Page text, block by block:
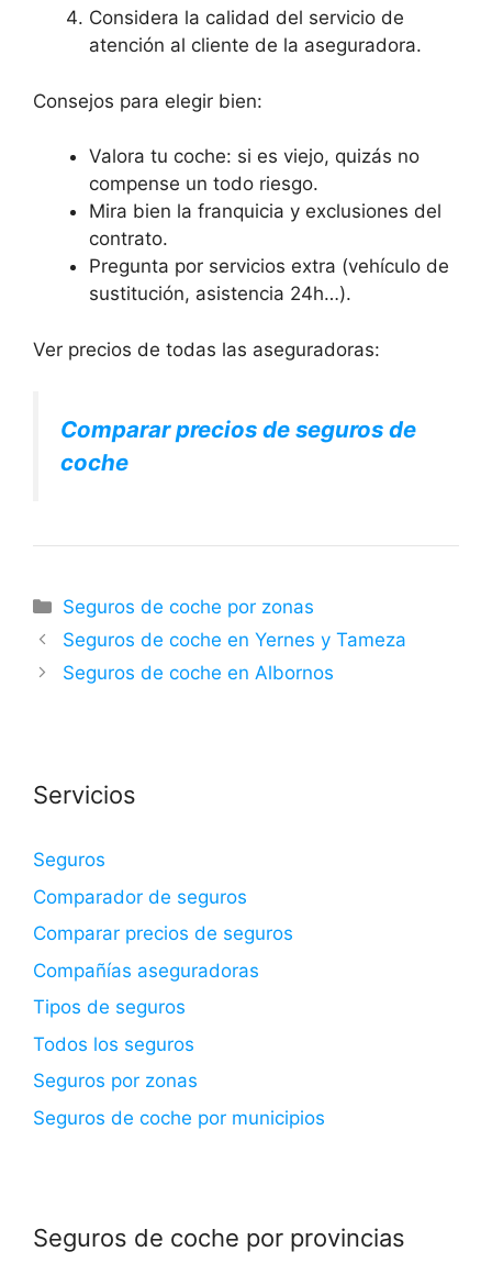
Considera la calidad del servicio de
atención al cliente de la aseguradora.
Consejos para elegir bien:
Valora tu coche: si es viejo, quizás no
compense un todo riesgo.
Mira bien la franquicia y exclusiones del
contrato.
Pregunta por servicios extra (vehículo de
sustitución, asistencia 24h…).
Ver precios de todas las aseguradoras:
Comparar precios de seguros de
coche
Categorías
Seguros de coche por zonas
Seguros de coche en Yernes y Tameza
Seguros de coche en Albornos
Servicios
Seguros
Comparador de seguros
Comparar precios de seguros
Compañías aseguradoras
Tipos de seguros
Todos los seguros
Seguros por zonas
Seguros de coche por municipios
Seguros de coche por provincias